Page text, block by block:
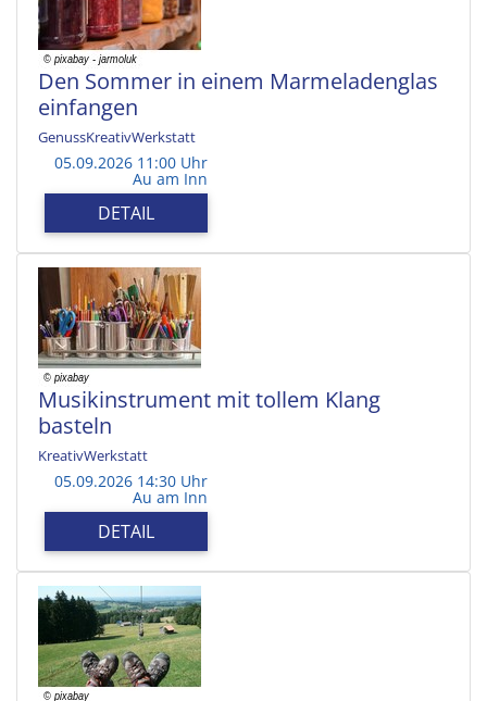
Den Sommer in einem Marmeladenglas
einfangen
GenussKreativWerkstatt
05.09.2026 11:00 Uhr
Au am Inn
DETAIL
Musikinstrument mit tollem Klang
basteln
KreativWerkstatt
05.09.2026 14:30 Uhr
Au am Inn
DETAIL